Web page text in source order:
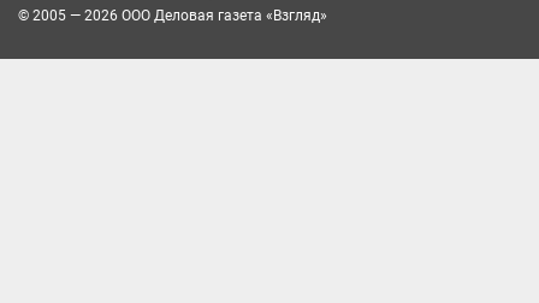
© 2005 — 2026 ООО Деловая газета «Взгляд»